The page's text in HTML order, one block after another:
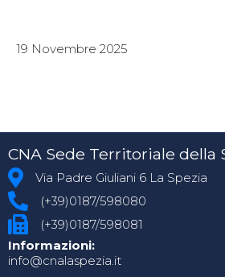
19 Novembre 2025
CNA Sede Territoriale della
Via Padre Giuliani 6 La Spezia
(+39)0187/598080
(+39)0187/598081
Informazioni:
info@cnalaspezia.it